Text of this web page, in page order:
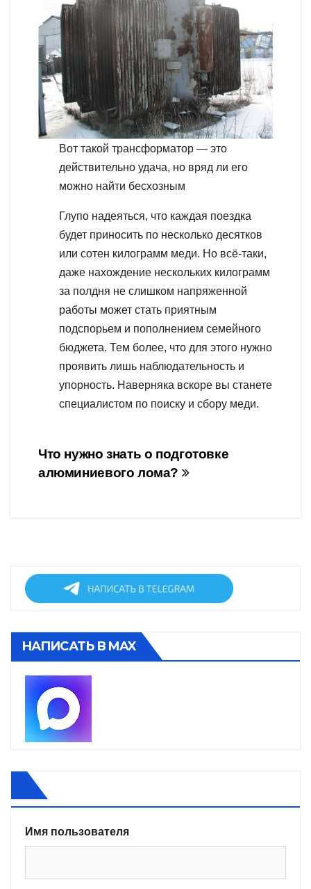
Вот такой трансформатор — это
действительно удача, но вряд ли его
можно найти бесхозным
Глупо надеяться, что каждая поездка
будет приносить по несколько десятков
или сотен килограмм меди. Но всё-таки,
даже нахождение нескольких килограмм
за полдня не слишком напряженной
работы может стать приятным
подспорьем и пополнением семейного
бюджета. Тем более, что для этого нужно
проявить лишь наблюдательность и
упорность. Наверняка вскоре вы станете
специалистом по поиску и сбору меди.
Навигация
Что нужно знать о подготовке
алюминиевого лома?
НАПИСАТЬ В MAX
Имя пользователя